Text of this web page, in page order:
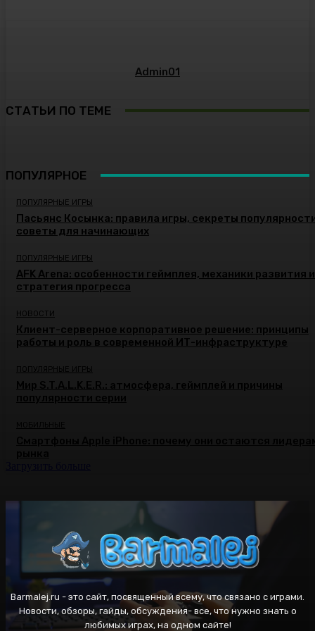
Admin01
СТАТЬИ ПО ТЕМЕ
ПОПУЛЯРНОЕ
ПОПУЛЯРНЫЕ ИГРЫ
Пасьянс Косынка: правила игры, секреты
советы для начинающих
ПОПУЛЯРНЫЕ ИГРЫ
AFK Arena: особенности геймплея, механики развития и
стратегия прогресса
НОВОСТИ
Клиент-серверное корпоративное решение: принципы
работы и роль в современной ИТ-инфраструктуре
ПОПУЛЯРНЫЕ ИГРЫ
Мир S.T.A.L.K.E.R.: атмосфера, геймплей и причины
Barmalej.ru - это сайт, посвященный всему, что связано с играми.
Новости, обзоры, гайды, обсуждения- все, что нужно знать о
любимых играх, на одном сайте!